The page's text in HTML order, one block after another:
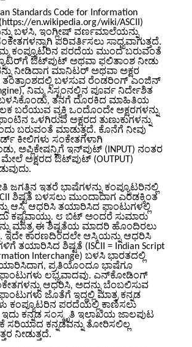
Standards Code for Information
en.wikipedia.org/wiki/ASCII)
ಬಳಸಿ, ಇಂಗ್ಲೀಷ್ ವರ್ಣಮಾಲೆಯನ್ನು
ಪರಿವರ್ತಿಸಲು ಸಾಧ್ಯವಾಗುತ್ತದೆ.
ಕಂಪ್ಯೂಟರಿನ ಪರದೆಯ ಮುಂದೆ ಬರುವಂತೆ
ಔಟ್‌ಪುಟ್ ಅಥವಾ ಫಲಿತಾಂಶ ನೀಡು
ನೀಡಿದಾಗ ಮಾನಿಟರ್ ಅಥವಾ ಅಕ್ಷರ
ಬಳಸುವ ರೆಂಡರಿಂಗ್ ಎಂಜಿನ್
ನಿಮ್ಮ ಸಿಸ್ಟಂ‌ನಲ್ಲಿನ ಪೂರ್ವ ನಿರ್ದೇಶಿತ
ಬಳಸಿಕೊಂಡು, ತನಗೆ ದೊರಕಿದ ಮಾಹಿತಿಯ
ಬರೆಯುವ ವ್ಯಕ್ತಿ ಒಂದೊಂದೇ ಅಕ್ಷರಗಳನ್ನು
ಒಳಗಿರುವ ಅಕ್ಷರದ ತುಣುಕುಗಳನ್ನು
ಬರುವಂತೆ ಮಾಡುತ್ತದೆ. ಕೊನೆಗೆ ನೀವು
ಕೀಲಿಗಳು ಸಂಕೇತಗಳಾಗಿ
ಅಪ್ಲಿಕೇಷನ್ನಿಗೆ ಇನ್‌ಪುಟ್ (INPUT) ನಂತರ
ಅಕ್ಷರದ ಔಟ್‌ಪುಟ್ (OUTPUT)
ಜಗತ್ತಿನ ಇತರೆ ಭಾಷೆಗಳನ್ನು ಕಂಪ್ಯೂಟರಿನಲ್ಲಿ
ಶಿಷ್ಟತೆ ಬಳಸಲು ಮುಂದಾದಾಗ ಎರಡಕ್ಕಿಂತ
ಆಸ್ಕಿ ಆಧರಿಸಿ ತಯಾರಿಸಿದ ಫಾಂಟುಗಳಲ್ಲಿ
ಕಷ್ಟವಾಯ್ತು. ೮ ಬಿಟ್ ಅಂದರೆ ಸುಮಾರು
ಮಾತ್ರ ಈ ಶಿಷ್ಟತೆಯ ಮಾದರಿ ಹೊಂದಿರಲು
ಇದೇ ಕಾರಣದಿಂದಲೇ ಆಸ್ಕಿಯನ್ನು ಆಧರಿಸಿ
ತಯಾರಿಸಿದ ಶಿಷ್ಟತೆ (ISCII = Indian Script
Interchange) ಬಳಸಿ ಭಾರತದಲ್ಲಿ
ಪ್ರತಿಯೊಂದೂ ಭಾಷೆಗೂ
ಲಭ್ಯವಾದವು. ಎನ್‌ಕೋಡಿಂಗ್
ಆಧರಿಸಿ, ಅದನ್ನು ಬೆಂಬಲಿಸುವ
ಜೊತೆಗೆ ಇದ್ದಲ್ಲಿ ಮಾತ್ರ ಕನ್ನಡ
ಕಂಪ್ಯೂಟರಿನ ಪರದೆಯಲ್ಲಿ ಕಾಣಿಸಲು
ಇದು ಕನ್ನಡ ಸಂಸ್ಕೃತಿ ಇಲಾಖೆಯ ಜಾಲಪುಟ
ಸರಿಯಾದ ಕನ್ನಡವನ್ನು ತೋರಿಸಲಿಲ್ಲ
ನೀಡುತ್ತದೆ.